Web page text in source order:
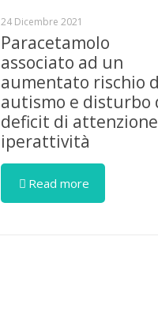
24 Dicembre 2021
Paracetamolo
associato ad un
aumentato rischio
autismo e disturbo
deficit di
iperattività
Read more